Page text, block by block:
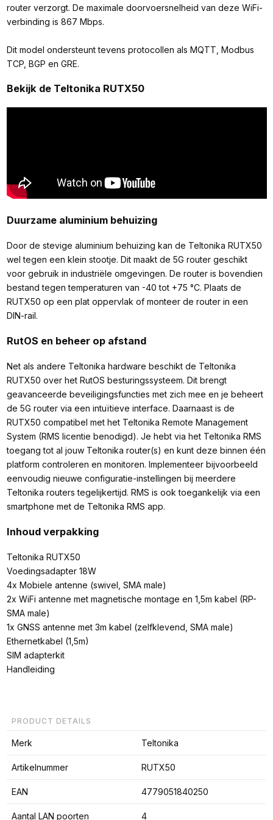
router verzorgt. De maximale doorvoersnelheid van deze WiFi-
verbinding is 867 Mbps.
Dit model ondersteunt tevens protocollen als MQTT, Modbus
TCP, BGP en GRE.
Bekijk de Teltonika RUTX50
Duurzame aluminium behuizing
Door de stevige aluminium behuizing kan de Teltonika RUTX50
wel tegen een klein stootje. Dit maakt de 5G router geschikt
voor gebruik in industriële omgevingen. De router is bovendien
bestand tegen temperaturen van -40 tot +75 °C. Plaats de
RUTX50 op een plat oppervlak of monteer de router in een
DIN-rail.
RutOS en beheer op afstand
Net als andere Teltonika hardware beschikt de Teltonika
RUTX50 over het RutOS besturingssysteem. Dit brengt
geavanceerde beveiligingsfuncties met zich mee en je beheert
de 5G router via een intuïtieve interface. Daarnaast is de
RUTX50 compatibel met het Teltonika Remote Management
System (RMS licentie benodigd). Je hebt via het Teltonika RMS
toegang tot al jouw Teltonika router(s) en kunt deze binnen één
platform controleren en monitoren. Implementeer bijvoorbeeld
eenvoudig nieuwe configuratie-instellingen bij meerdere
Teltonika routers tegelijkertijd. RMS is ook toegankelijk via een
smartphone met de Teltonika RMS app.
Inhoud verpakking
Teltonika RUTX50
Voedingsadapter 18W
4x Mobiele antenne (swivel, SMA male)
2x WiFi antenne met magnetische montage en 1,5m kabel (RP-
SMA male)
1x GNSS antenne met 3m kabel (zelfklevend, SMA male)
Ethernetkabel (1,5m)
SIM adapterkit
Handleiding
PRODUCT DETAILS
Merk Teltonika
Artikelnummer RUTX50
EAN 4779051840250
Aantal LAN poorten 4